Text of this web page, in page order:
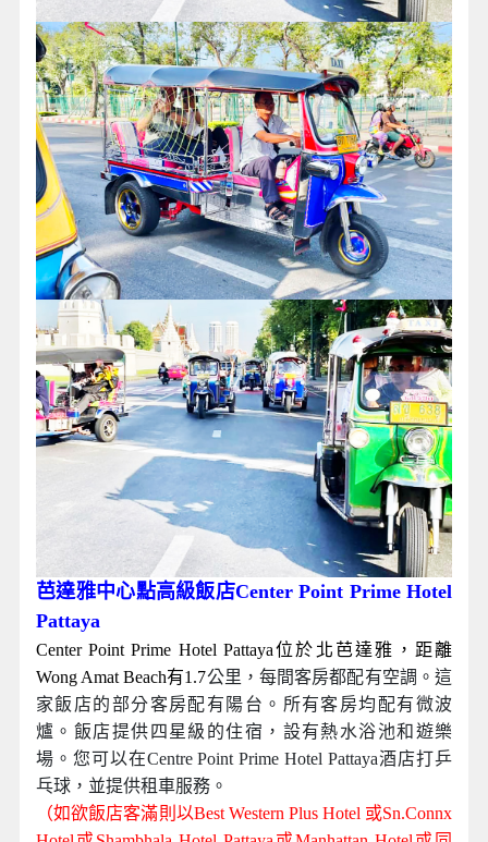
芭達雅中心點高級飯店Center Point Prime Hotel
Pattaya
Center Point Prime Hotel Pattaya位於北芭達雅，距離
Wong Amat Beach有1.7公里，每間客房都配有空調。這
家飯店的部分客房配有陽台。所有客房均配有微波
爐。飯店提供四星級的住宿，設有熱水浴池和遊樂
場。您可以在Centre Point Prime Hotel Pattaya酒店打乒
乓球，並提供租車服務。
（如欲飯店客滿則以Best Western Plus Hotel 或Sn.Connx